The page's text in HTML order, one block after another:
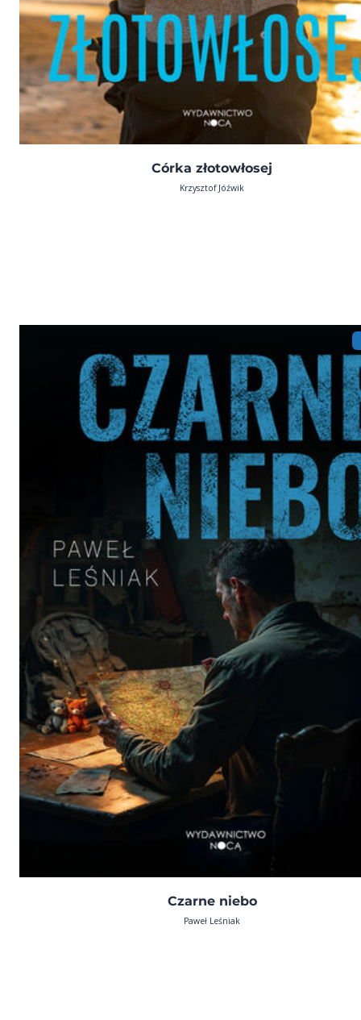
Córka złotowłosej
Krzysztof Jóźwik
Czarne niebo
Paweł Leśniak